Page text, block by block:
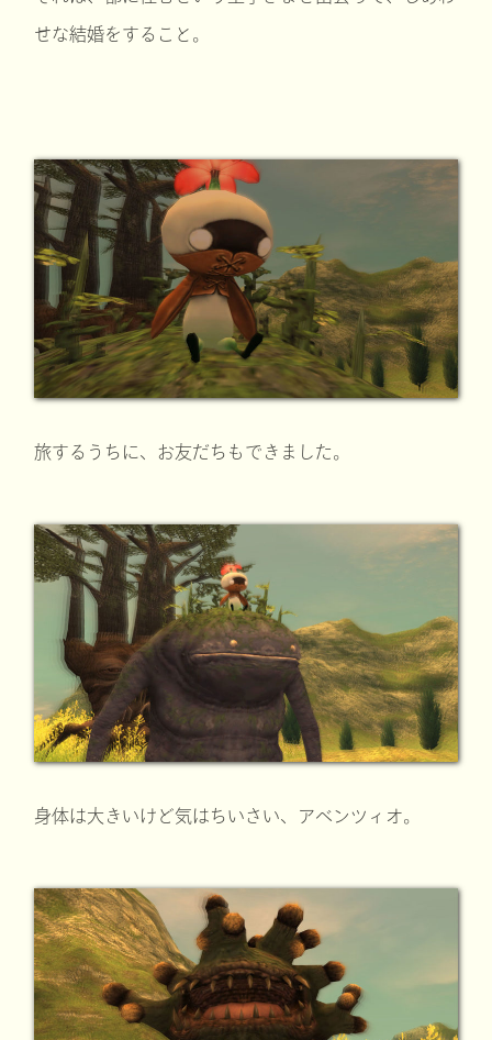
せな結婚をすること。
旅するうちに、お友だちもできました。
身体は大きいけど気はちいさい、アベンツィオ。